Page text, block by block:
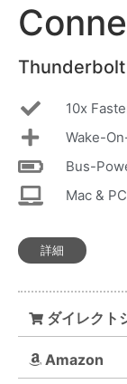
​Thunderbolt
10x
Wake-
Bus-
Mac & PC
詳細
ダイレクト
Amazon